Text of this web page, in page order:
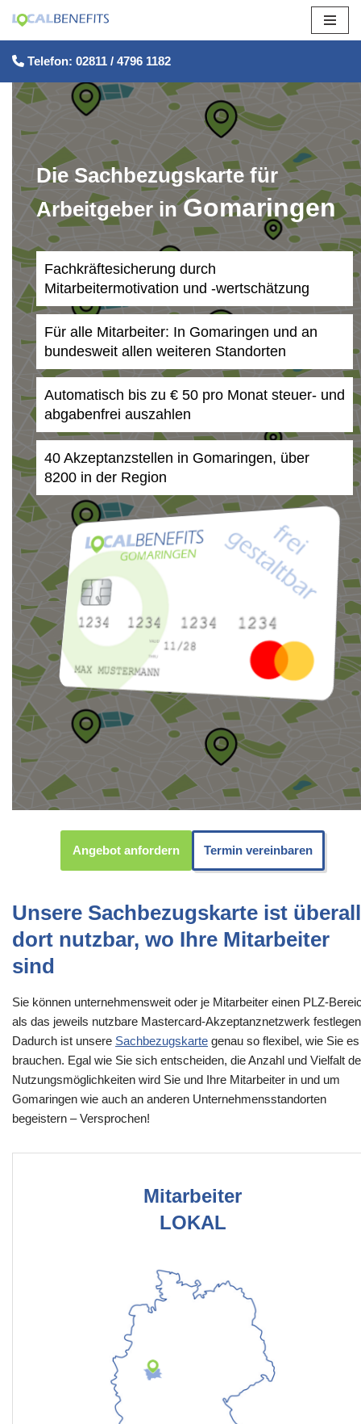
Zum
Inhalt
springen
Telefon: 02811 / 4796 1182
Die Sachbezugskarte für
Arbeitgeber inGomaringen
Fachkräftesicherung durch
Mitarbeitermotivation und -wertschätzung
Für alle Mitarbeiter: In Gomaringen und an
bundesweit allen weiteren Standorten
Automatisch bis zu € 50 pro Monat steuer- und
abgabenfrei auszahlen
40 Akzeptanzstellen in Gomaringen, über
8200 in der Region
Angebot anfordern Termin vereinbaren
Unsere Sachbezugskarte ist überall
dort nutzbar, wo Ihre Mitarbeiter
sind
Sie können unternehmensweit oder je Mitarbeiter einen PLZ-
als das jeweils nutzbare Mastercard-Akzeptanznetzwerk
Dadurch ist unsere Sachbezugskarte genau so flexibel, wie Sie es
brauchen. Egal wie Sie sich entscheiden, die Anzahl und Vielfalt
Nutzungsmöglichkeiten wird Sie und Ihre Mitarbeiter in und um
Gomaringen wie auch an anderen Unternehmensstandorten
begeistern – Versprochen!
Mitarbeiter
LOKAL